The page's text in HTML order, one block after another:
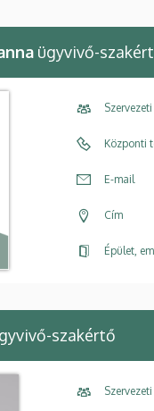
ügyvivő-
Központi
E-mail
Cím
Épület,
szakértő